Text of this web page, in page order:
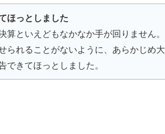
ほっとしました
算といえどもなかなか手が回りません
られることがないように、あらかじめ
できてほっとしました。